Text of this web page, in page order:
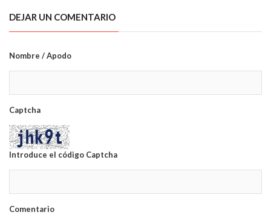
DEJAR UN COMENTARIO
Nombre / Apodo
Captcha
Introduce el código Captcha
Comentario